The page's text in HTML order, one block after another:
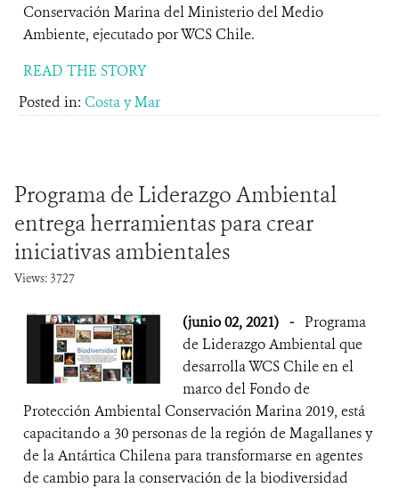
Conservación Marina del Ministerio del Medio
Ambiente, ejecutado por WCS Chile.
READ THE STORY
Posted in: Costa y Mar
Programa de Liderazgo Ambiental
entrega herramientas para crear
iniciativas ambientales
Views: 3727
(junio 02, 2021) - Programa
de Liderazgo Ambiental que
desarrolla WCS Chile en el
marco del Fondo de
Protección Ambiental Conservación Marina 2019, está
capacitando a 30 personas de la región de Magallanes y
de la Antártica Chilena para transformarse en agentes
de cambio para la conservación de la biodiversidad